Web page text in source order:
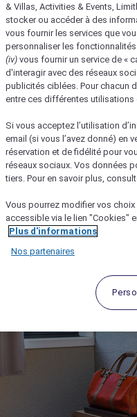
& Villas, Activities & Events,
stocker ou accéder à des
vous fournir les services que
personnaliser les
(iv) vous fournir un service de «
d'interagir avec des réseaux
publicités ciblées. Pour chacun
entre ces différentes utilisations
Si vous acceptez l’utilisation
email (si vous l’avez donné) en
réservation et de fidélité pour
réseaux sociaux. Vos données
tiers. Pour en savoir plus,
Vous pourrez modifier vos
accessible via le lien "Cookies"
Plus d'informations
Nos partenaires